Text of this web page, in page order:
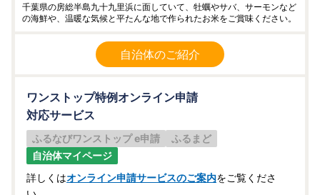
千葉県の房総半島九十九里浜に面していて、牡蠣やサバ、サーモンなど
の海鮮や、温暖な気候と平たんな地で作られたお米をご賞味ください。
自治体のご紹介
ワンストップ特例オンライン申請
対応サービス
ふるなびワンストップ e申請
ふるまど
自治体マイページ
詳しくはオンライン申請サービスのご案内をご覧くださ